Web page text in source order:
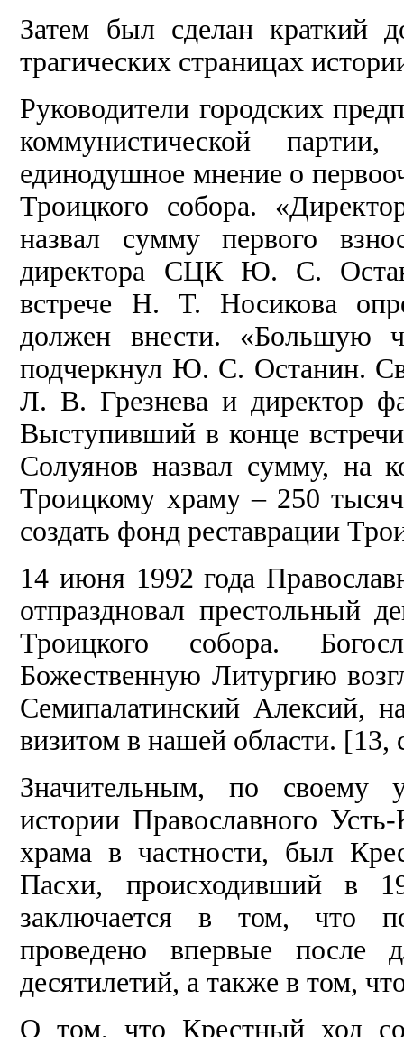
Затем был сделан краткий
трагических страницах
Руководители городских
коммунистической
единодушное мнение о
Троицкого собора.
назвал сумму первого
директора СЦК Ю. С.
встрече Н. Т. Носикова
должен внести. «Большую
подчеркнул Ю. С. Останин.
Л. В. Грезнева и директор
Выступивший в конце
Солуянов назвал сумму, на
Троицкому храму – 250
создать фонд реставрации
14 июня 1992 года
отпраздновал престольный
Троицкого собора.
Божественную Литургию
Семипалатинский Алексий,
визитом в нашей области. [13,
Значительным, по своему
истории Православного
храма в частности, был
Пасхи, происходивший в
заключается в том, что
проведено впервые после
десятилетий, а также в том,
О том, что Крестный ход